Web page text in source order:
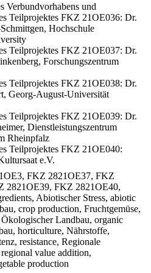
Verbundvorhabens und
Teilprojektes FKZ 21OE036: Dr.
Hochschule
Teilprojektes FKZ 21OE037: Dr.
Forschungszentrum
Teilprojektes FKZ 21OE038: Dr.
Georg-August-Universität
Teilprojektes FKZ 21OE039: Dr.
Dienstleistungszentrum
Rheinpfalz
Teilprojektes FKZ 21OE040:
e.V.
FKZ 2821OE37, FKZ
2821OE39, FKZ 2821OE40,
Abiotischer Stress, abiotic
crop production, Fruchtgemüse,
Landbau, organic
horticulture, Nährstoffe,
resistance, Regionale
value addition,
production